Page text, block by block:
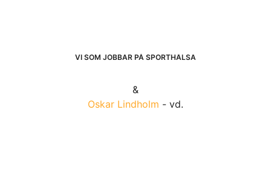
VI SOM JOBBAR PÅ SPORTHÄLSA
&
Oskar Lindholm - vd.